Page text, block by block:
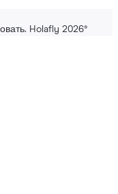
Holafly 2026®